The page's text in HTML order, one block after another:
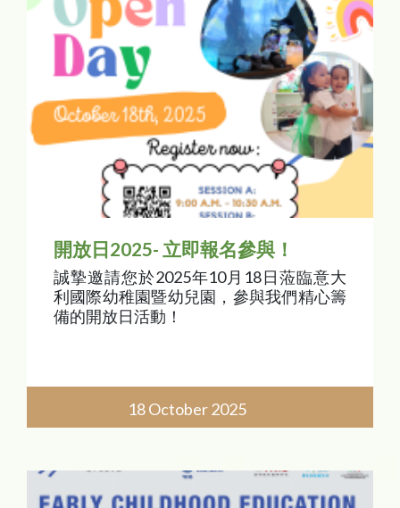
開放日2025- 立即報名參與！
誠摯邀請您於2025年10月18日蒞臨意大
利國際幼稚園暨幼兒園，參與我們精心籌
備的開放日活動！
18 October 2025